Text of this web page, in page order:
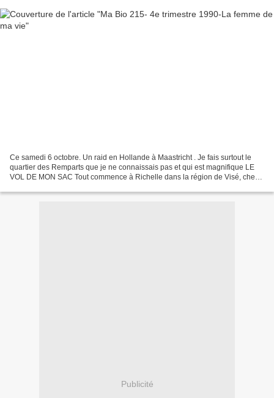
Ce samedi 6 octobre. Un raid en Hollande à Maastricht . Je fais surtout le
quartier des Remparts que je ne connaissais pas et qui est magnifique LE
VOL DE MON SAC Tout commence à Richelle dans la région de Visé, chez
Publicité